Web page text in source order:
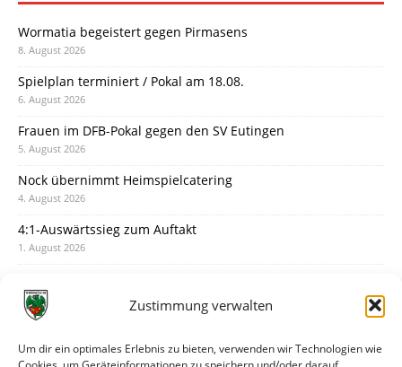
Zustimmung verwalten
Um dir ein optimales Erlebnis zu bieten, verwenden wir Technologien wie
Wormatia begeistert gegen Pirmasens
8. August 2026
Spielplan terminiert / Pokal am 18.08.
6. August 2026
Frauen im DFB-Pokal gegen den SV Eutingen
5. August 2026
Nock übernimmt Heimspielcatering
4. August 2026
4:1-Auswärtssieg zum Auftakt
1. August 2026
31. Juli 2026
30. Juli 2026